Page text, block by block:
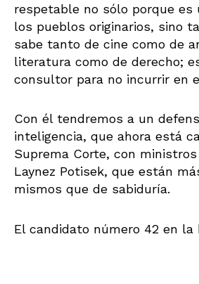
respetable no sólo porque es
los pueblos originarios, sino
sabe tanto de cine como de
literatura como de derecho;
consultor para no incurrir en
Con él tendremos a un
inteligencia, que ahora está
Suprema Corte, con
Laynez Potisek, que están
mismos que de sabiduría.
El candidato número 42 en la